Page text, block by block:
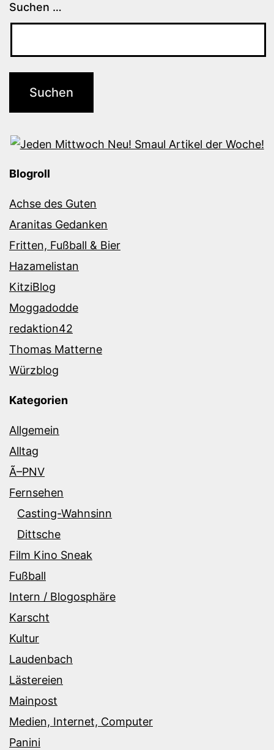
Suchen …
Blogroll
Achse des Guten
Aranitas Gedanken
Fritten, Fußball & Bier
Hazamelistan
KitziBlog
Moggadodde
redaktion42
Thomas Matterne
Würzblog
Kategorien
Allgemein
Alltag
Ã–PNV
Fernsehen
Casting-Wahnsinn
Dittsche
Film Kino Sneak
Fußball
Intern / Blogosphäre
Karscht
Kultur
Laudenbach
Lästereien
Mainpost
Medien, Internet, Computer
Panini